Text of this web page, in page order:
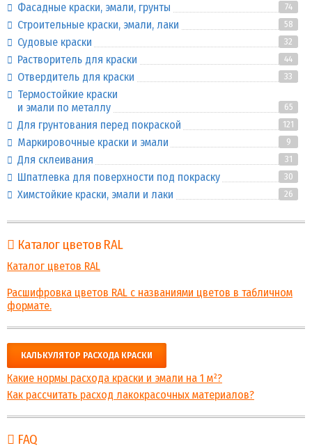
Фасадные краски, эмали, грунты 74
Строительные краски, эмали, лаки 58
Судовые краски 32
Растворитель для краски 44
Отвердитель для краски 33
Термостойкие краски
и эмали по металлу
65
Для грунтования перед покраской 121
Маркировочные краски и эмали 9
Для склеивания 31
Шпатлевка для поверхности под покраску 30
Химстойкие краски, эмали и лаки 26
Каталог цветов RAL
Каталог цветов RAL
Расшифровка цветов RAL с названиями цветов в табличном
формате.
КАЛЬКУЛЯТОР РАСХОДА КРАСКИ
Какие нормы расхода краски и эмали на 1 м²?
Как рассчитать расход лакокрасочных материалов?
FAQ